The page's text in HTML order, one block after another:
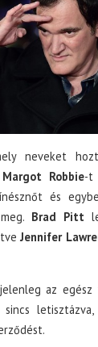
neveket
Margot Robbie-t
és
Brad Pitt
Jennifer
az
sincs